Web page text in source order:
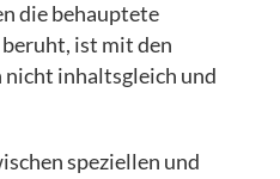
die behauptete
ist mit den
nicht inhaltsgleich und
speziellen und